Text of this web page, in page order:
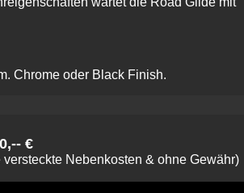
Chrome oder Black Finish.
€
Nebenkosten & ohne Gewähr)